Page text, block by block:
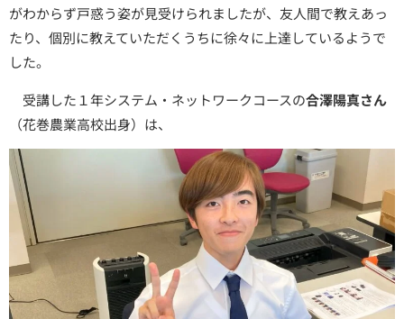
がわからず戸惑う姿が見受けられましたが、友人間で教えあっ
たり、個別に教えていただくうちに徐々に上達しているようで
した。
受講した１年システム・ネットワークコースの合澤陽真さん
（花巻農業高校出身）は、